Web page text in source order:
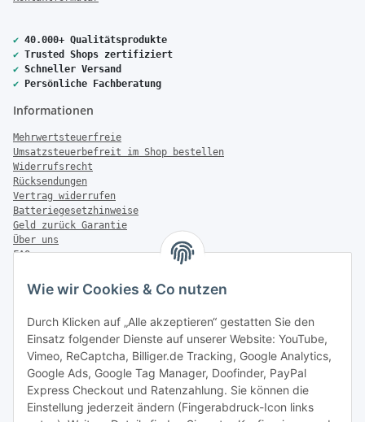
Wie wir Cookies & Co nutzen
Durch Klicken auf „Alle akzeptieren“ gestatten Sie den
Einsatz folgender Dienste auf unserer Website: YouTube,
Vimeo, ReCaptcha, Billiger.de Tracking, Google Analytics,
Google Ads, Google Tag Manager, Doofinder, PayPal
Express Checkout und Ratenzahlung. Sie können die
Einstellung jederzeit ändern (Fingerabdruck-Icon links
✔ 40.000+ Qualitätsprodukte
✔ Trusted Shops zertifiziert
✔ Schneller Versand
✔ Persönliche Fachberatung
Informationen
Mehrwertsteuerfreie
Umsatzsteuerbefreit im Shop bestellen
Widerrufsrecht
Rücksendungen
Vertrag widerrufen
Batteriegesetzhinweise
Geld zurück Garantie
Über uns
FAQ
Zahlung & Versand
Versandinformationen